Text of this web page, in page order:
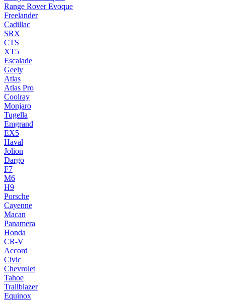
Range Rover Evoque
Freelander
Cadillac
SRX
CTS
XT5
Escalade
Geely
Atlas
Atlas Pro
Coolray
Monjaro
Tugella
Emgrand
EX5
Haval
Jolion
Dargo
F7
M6
H9
Porsche
Cayenne
Macan
Panamera
Honda
CR-V
Accord
Civic
Chevrolet
Tahoe
Trailblazer
Equinox